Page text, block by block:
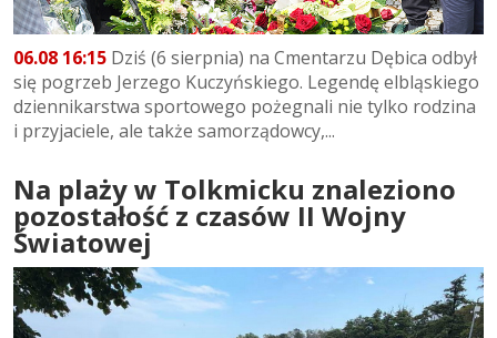
06.08 16:15 Dziś (6 sierpnia) na Cmentarzu Dębica odbył
się pogrzeb Jerzego Kuczyńskiego. Legendę elbląskiego
dziennikarstwa sportowego pożegnali nie tylko rodzina
i przyjaciele, ale także samorządowcy,...
Na plaży w Tolkmicku znaleziono
pozostałość z czasów II Wojny
Światowej